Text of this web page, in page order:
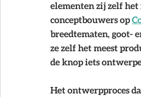
elementen zij zelf het
conceptbouwers op
breedtematen, goot-
ze zelf het meest
de knop iets
Het ontwerpproces